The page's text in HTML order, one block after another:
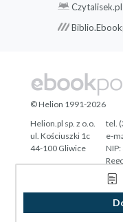
Czytalisek.pl
© Helion 1991-2026
Helion.pl sp. z o.o.
ul. Kościuszki 1c
44-100 Gliwice
tel.
e-